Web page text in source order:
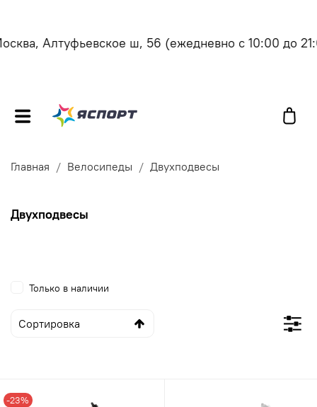
Алтуфьевское ш, 56(ежедневно с 10:00 до
Главная Велосипеды Двухподвесы
Двухподвесы
-23%
Только в наличии